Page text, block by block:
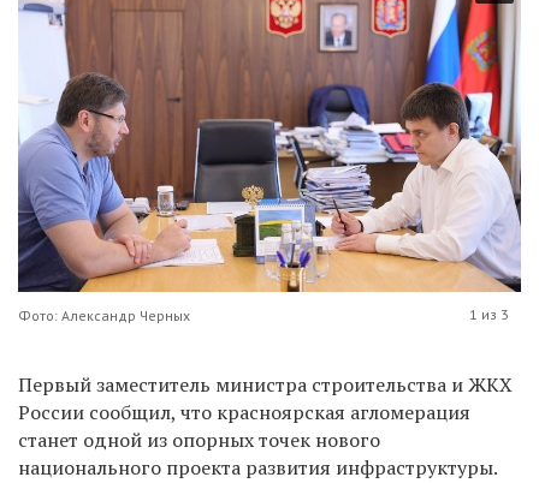
Фото: Александр Черных 1 из 3
Первый заместитель министра строительства и ЖКХ
России сообщил, что красноярская агломерация
станет одной из опорных точек нового
национального проекта развития инфраструктуры.